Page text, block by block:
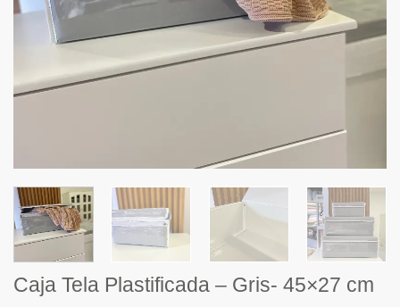
Caja Tela Plastificada – Gris- 45×27 cm